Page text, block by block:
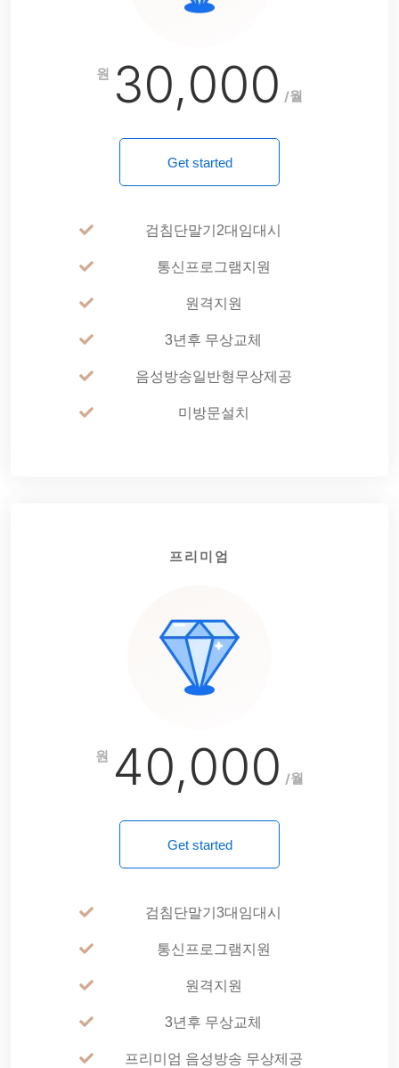
원 30,000 /월
Get started
검침단말기2대임대시
통신프로그램지원
원격지원
3년후 무상교체
음성방송일반형무상제공
미방문설치
프리미엄
원 40,000 /월
Get started
검침단말기3대임대시
통신프로그램지원
원격지원
3년후 무상교체
프리미엄 음성방송 무상제공